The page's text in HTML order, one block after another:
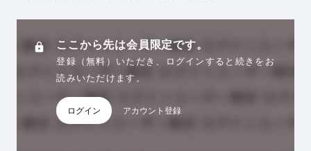
ここから先は会員限定です。
登録（無料）いただき、ログインすると続きをお
読みいただけます。
ログイン アカウント登録